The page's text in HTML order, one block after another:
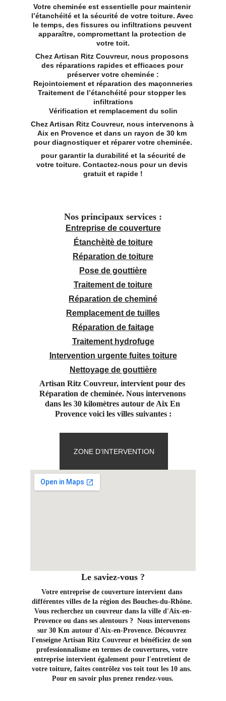
Votre cheminée est essentielle pour maintenir
l’étanchéité et la sécurité de votre toiture. Avec
le temps, des fissures ou infiltrations peuvent
apparaître, compromettant la protection de
votre toit.
Chez Artisan Ritz Couvreur, nous proposons
des réparations rapides et efficaces pour
préserver votre cheminée :
Rejointoiement et réparation des maçonneries
Traitement de l’étanchéité pour stopper les
infiltrations
Vérification et remplacement du solin
Chez Artisan Ritz Couvreur, nous intervenons à
Aix en Provence et dans un rayon de 30 km
pour diagnostiquer et réparer votre cheminée.
votre toiture. Contactez-nous pour un devis
gratuit et rapide !
Nos principaux services :
Entreprise de couverture
Étanchèitè de toiture
Réparation de toiture
Pose de gouttière
Traitement de toiture
Réparation de cheminé
Remplacement de tuilles
Réparation de faitage
Traitement hydrofuge
Intervention urgente fuites toiture
Nettoyage de gouttière
Artisan Ritz Couvreur, intervient pour des
Réparation de cheminée. Nous intervenons
dans les 30 kilomètres autour de Aix En
Provence voici les villes suivantes :
ZONE D’INTERVENTION
Le saviez-vous ?
Votre entreprise de couverture intervient dans
différentes villes de la région des Bouches-du-Rhône.
Vous recherchez un couvreur dans la ville d'Aix-en-
Provence ou dans ses alentours ?  Nous intervenons
sur 30 Km autour d'Aix-en-Provence. Découvrez
l'enseigne Artisan Ritz Couvreur et bénéficiez de son
professionnalisme en termes de couvertures, votre
entreprise intervient également pour l'entretient de
votre toiture, faites contrôlez vos toit tout les 10 ans.
Pour en savoir plus prenez rendez-vous.